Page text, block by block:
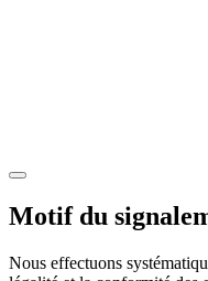
Motif du
Nous effectuons